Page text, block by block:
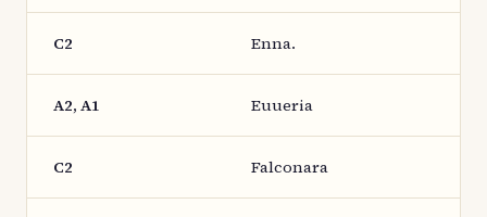
C2 Enna.
A2, A1 Euueria
C2 Falconara